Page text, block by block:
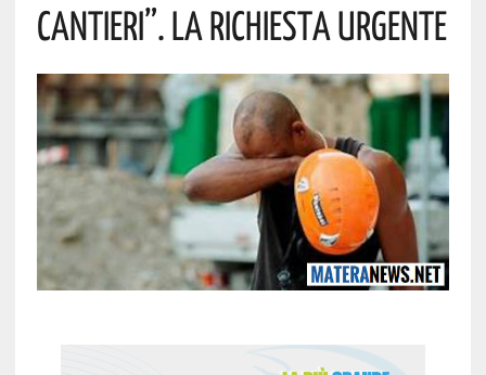
Cantieri”. La Richiesta Urgente